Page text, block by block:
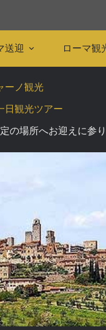
送迎 ローマ観
ーノ観光
日観光ツアー
の場所へお迎えに参り